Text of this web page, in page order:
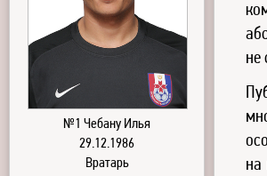
не
на
№1 Чебану Илья
29.12.1986
Вратарь